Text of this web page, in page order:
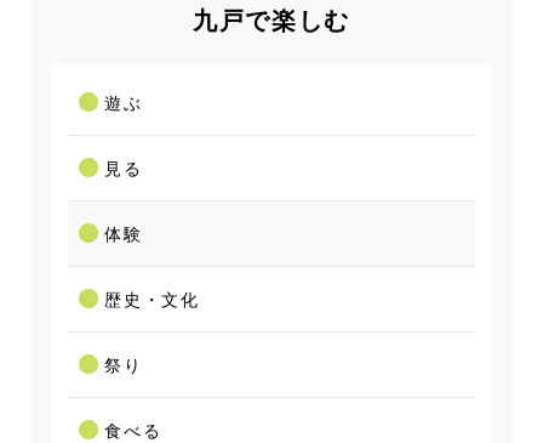
九戸で楽しむ
遊ぶ
見る
体験
歴史・文化
祭り
食べる